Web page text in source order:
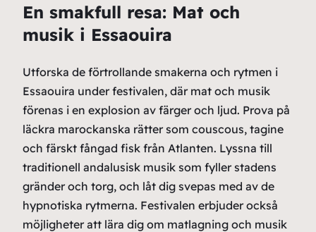
En smakfull resa: Mat och
musik i Essaouira
Utforska de förtrollande smakerna och rytmen i
Essaouira under festivalen, där mat och musik
förenas i en explosion av färger och ljud. Prova på
läckra marockanska rätter som couscous, tagine
och färskt fångad fisk från Atlanten. Lyssna till
traditionell andalusisk musik som fyller stadens
gränder och torg, och låt dig svepas med av de
hypnotiska rytmerna. Festivalen erbjuder också
möjligheter att lära dig om matlagning och musik